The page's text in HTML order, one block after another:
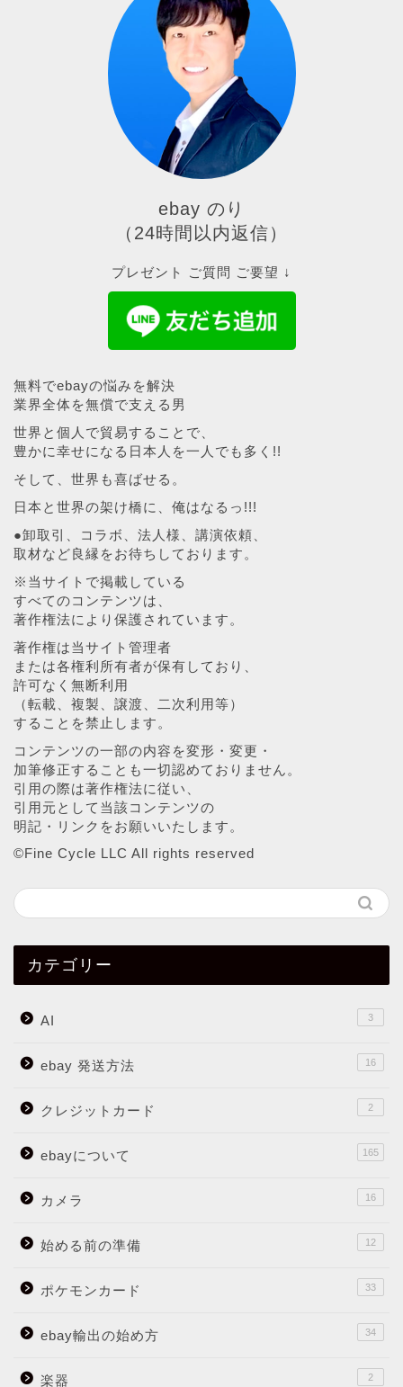
ebay のり
（24時間以内返信）
プレゼント ご質問 ご要望 ↓
無料でebayの悩みを解決
業界全体を無償で支える男
世界と個人で貿易することで、
豊かに幸せになる日本人を一人でも多く!!
そして、世界も喜ばせる。
日本と世界の架け橋に、俺はなるっ!!!
●卸取引、コラボ、法人様、講演依頼、
取材など良縁をお待ちしております。
※当サイトで掲載している
すべてのコンテンツは、
著作権法により保護されています。
著作権は当サイト管理者
または各権利所有者が保有しており、
許可なく無断利用
（転載、複製、譲渡、二次利用等）
することを禁止します。
コンテンツの一部の内容を変形・変更・
加筆修正することも一切認めておりません。
引用の際は著作権法に従い、
引用元として当該コンテンツの
明記・リンクをお願いいたします。
©︎Fine Cycle LLC All rights reserved
カテゴリー
AI 3
ebay 発送方法 16
クレジットカード 2
ebayについて 165
カメラ 16
始める前の準備 12
ポケモンカード 33
ebay輸出の始め方 34
楽器 2